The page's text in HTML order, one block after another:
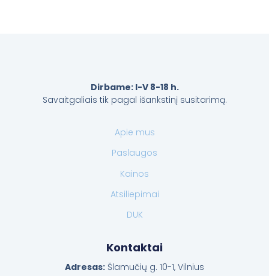
Dirbame: I-V 8-18 h.
Savaitgaliais tik pagal išankstinį susitarimą.
Apie mus
Paslaugos
Kainos
Atsiliepimai
DUK
Kontaktai
Adresas: Šlamučių g. 10-1, Vilnius